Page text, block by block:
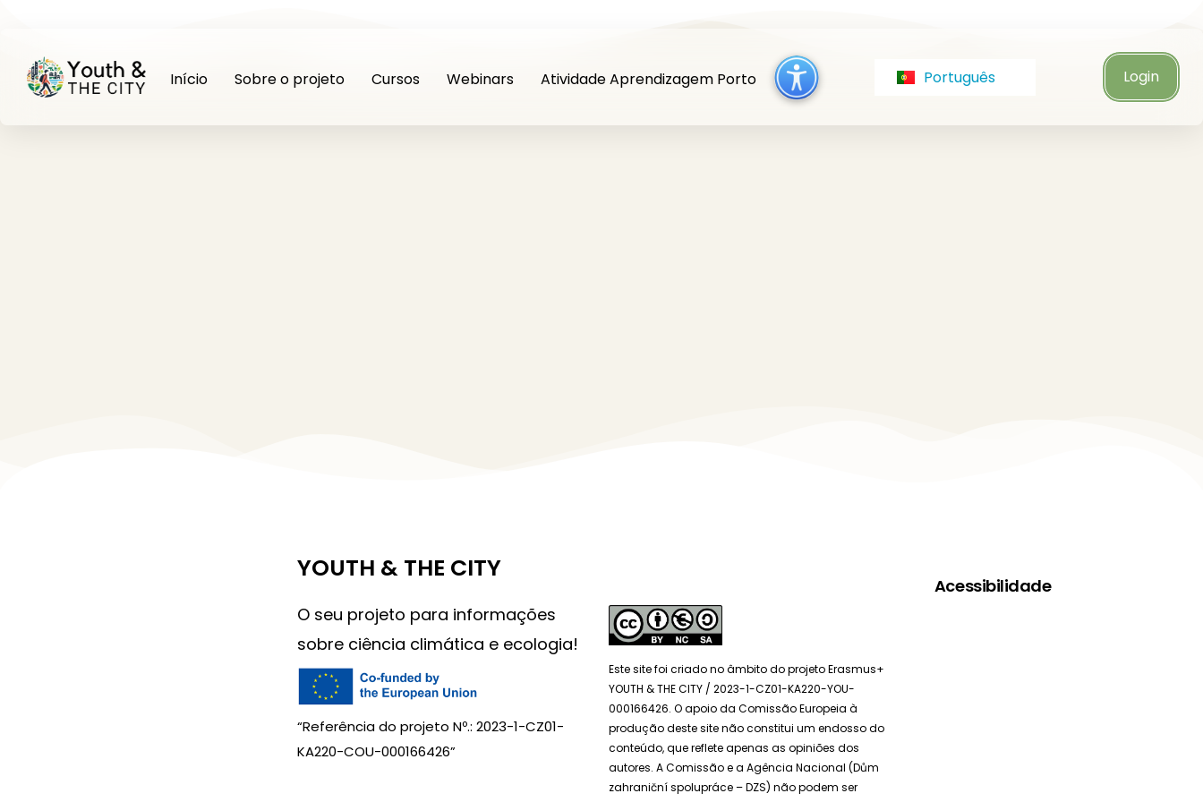
Início Sobre o projeto Cursos Webinars Atividade Aprendizagem Porto Português
Čeština
Login
YOUTH & THE CITY
O seu projeto para informações
sobre ciência climática e ecologia!
“Referência do projeto Nº.: 2023-1-CZ01-
KA220-COU-000166426”
Este site foi criado no âmbito do projeto Erasmus+
YOUTH & THE CITY / 2023-1-CZ01-KA220-YOU-
000166426. O apoio da Comissão Europeia à
produção deste site não constitui um endosso do
conteúdo, que reflete apenas as opiniões dos
autores. A Comissão e a Agência Nacional (Dům
zahraniční spolupráce – DZS) não podem ser
Acessibilidade